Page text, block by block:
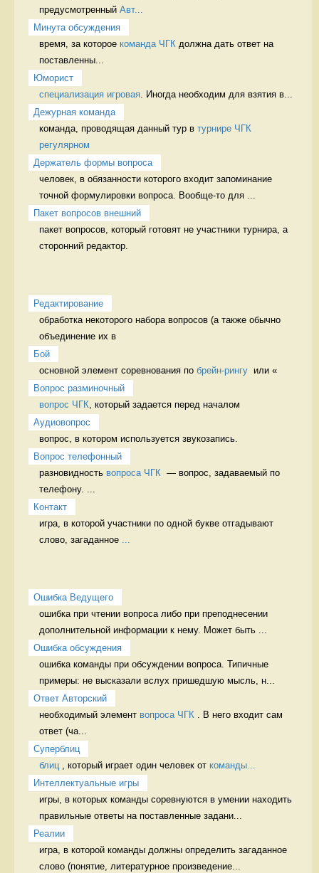
предусмотренный Авт...
Минута обсуждения
время, за которое команда ЧГК должна дать ответ на
поставленны...
Юморист
cпециализация игровая . Иногда необходим для взятия в...
Дежурная команда
команда, проводящая данный тур в турнире ЧГК
регулярном
Держатель формы вопроса
человек, в обязанности которого входит запоминание
точной формулировки вопроса. Вообще-то для ...
Пакет вопросов внешний
пакет вопросов, который готовят не участники турнира, а
сторонний редактор.
Редактирование
обработка некоторого набора вопросов (а также обычно
объединение их в
Бой
основной элемент соревнования по брейн-рингу
  или «
Вопрос разминочный
вопрос ЧГК , который задается перед началом
Аудиовопрос
вопрос, в котором используется звукозапись.
Вопрос телефонный
разновидность вопроса ЧГК
  — вопрос, задаваемый по
телефону. ...
Контакт
игра, в которой участники по одной букве отгадывают
слово, загаданное
Ошибка Ведущего
ошибка при чтении вопроса либо при преподнесении
дополнительной информации к нему. Может быть ...
Ошибка обсуждения
ошибка команды при обсуждении вопроса. Типичные
примеры: не высказали вслух пришедшую мысль, н...
Ответ Авторский
необходимый элемент вопроса ЧГК . В него входит сам
ответ (ча...
Суперблиц
блиц , который играет один человек от команды...
Интеллектуальные игры
игры, в которых команды соревнуются в умении находить
правильные ответы на поставленные задани...
Реалии
игра, в которой команды должны определить загаданное
слово (понятие, литературное произведение...